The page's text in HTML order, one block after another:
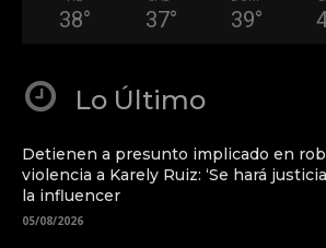
38° 37° 39°
Lo Último
Detienen a presunto implicado en
violencia a Karely Ruiz: ‘Se hará
la influencer
05/08/2026